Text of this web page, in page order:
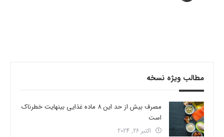
مطالب ویژه نسخه
مصرف بیش از حد این 8 ماده غذایی بینهایت خطرناک
است
اکتبر 26, 2024